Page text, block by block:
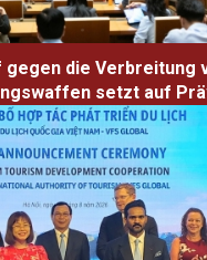
die Verbreitung
setzt auf